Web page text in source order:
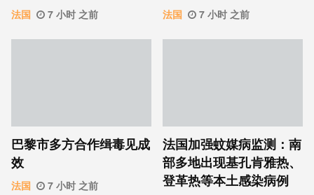
法国 7 小时 之前 法国 7 小时 之前
巴黎市多方合作缉毒见成
效
法国 7 小时 之前
法国加强蚊媒病监测：南
部多地出现基孔肯雅热、
登革热等本土感染病例